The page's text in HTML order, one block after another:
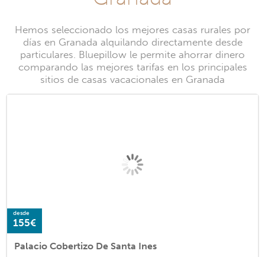
Hemos seleccionado los mejores casas rurales por
días en Granada alquilando directamente desde
particulares. Bluepillow le permite ahorrar dinero
comparando las mejores tarifas en los principales
sitios de casas vacacionales en Granada
desde
155€
Palacio Cobertizo De Santa Ines